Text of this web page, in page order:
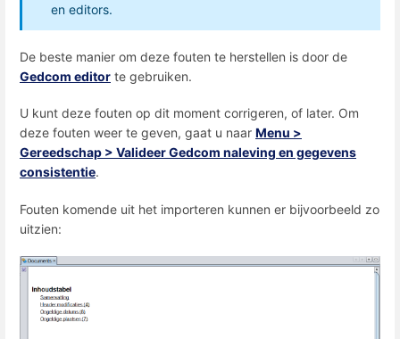
en editors.
De beste manier om deze fouten te herstellen is door de
Gedcom editor te gebruiken.
U kunt deze fouten op dit moment corrigeren, of later. Om
deze fouten weer te geven, gaat u naar Menu >
Gereedschap > Valideer Gedcom naleving en gegevens
consistentie.
Fouten komende uit het importeren kunnen er bijvoorbeeld zo
uitzien: